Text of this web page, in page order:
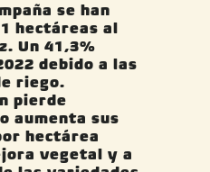
se han
hectáreas al
Un 41,3%
debido a las
riego.
pierde
aumenta sus
hectárea
vegetal y a